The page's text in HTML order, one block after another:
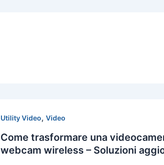
Utility Video, Video
Come trasformare una
webcam wireless – Soluzioni